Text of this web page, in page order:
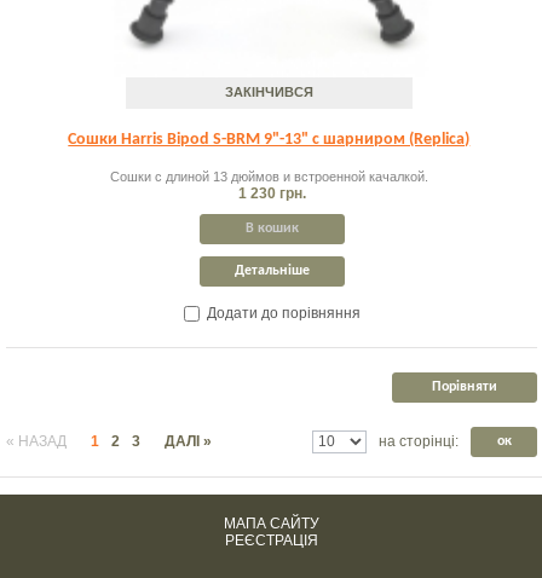
ЗАКІНЧИВСЯ
Сошки Harris Bipod S-BRM 9"-13" с шарниром (Replica)
Сошки с длиной 13 дюймов и встроенной качалкой.
1 230 грн.
В кошик
Детальніше
Додати до порівняння
« НАЗАД 1 2 3 ДАЛІ » ок
на сторінці:
МАПА САЙТУ
РЕЄСТРАЦІЯ